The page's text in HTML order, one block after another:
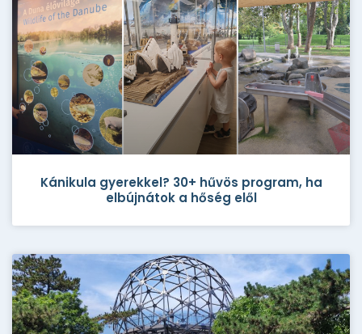
Kánikula gyerekkel? 30+ hűvös program, ha
elbújnátok a hőség elől